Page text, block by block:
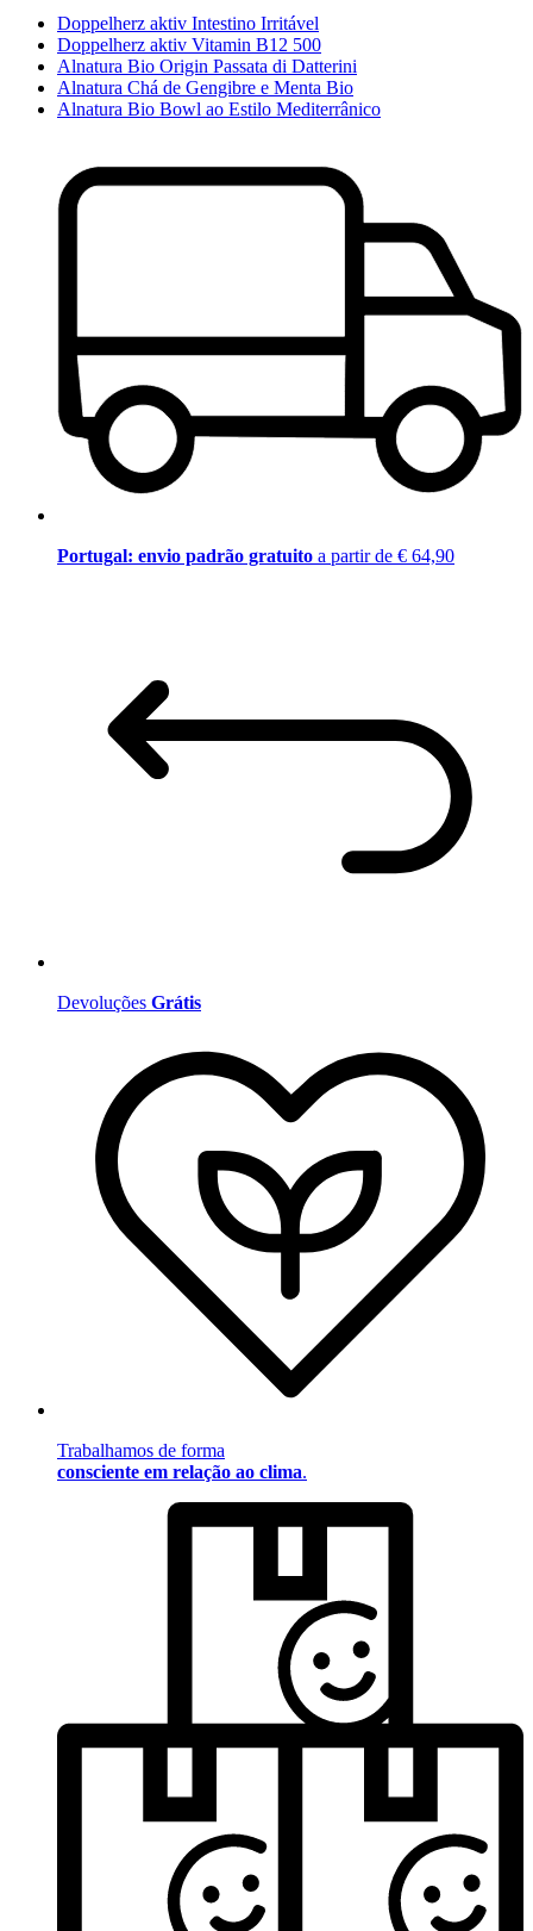
Doppelherz aktiv Intestino Irritável
Doppelherz aktiv Vitamin B12 500
Alnatura Bio Origin Passata di Datterini
Alnatura Chá de Gengibre e Menta Bio
Alnatura Bio Bowl ao Estilo Mediterrânico
Portugal: envio padrão gratuito a partir de € 64,90
Devoluções Grátis
Trabalhamos de forma
consciente em relação ao clima.